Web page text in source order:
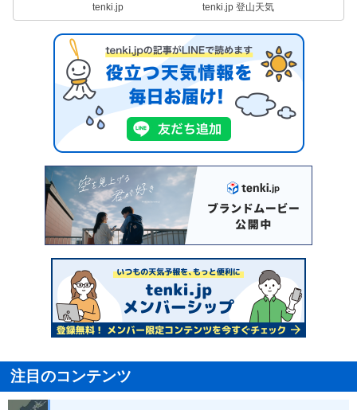
tenki.jp tenki.jp 登山天気
注目のコンテンツ